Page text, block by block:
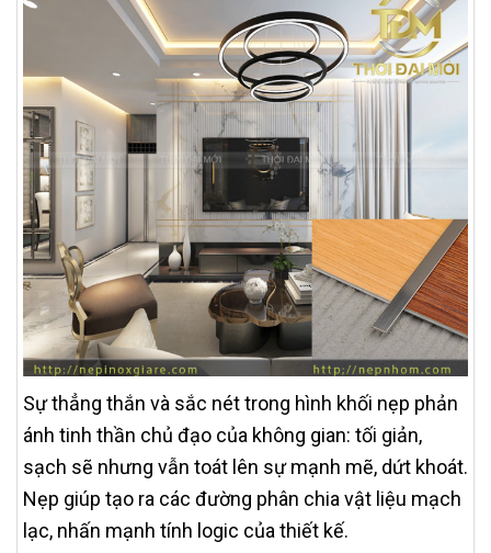
Sự thẳng thắn và sắc nét trong hình khối nẹp phản
ánh tinh thần chủ đạo của không gian: tối giản,
sạch sẽ nhưng vẫn toát lên sự mạnh mẽ, dứt khoát.
Nẹp giúp tạo ra các đường phân chia vật liệu mạch
lạc, nhấn mạnh tính logic của thiết kế.